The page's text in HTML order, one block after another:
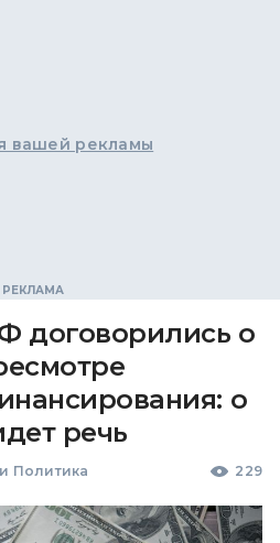
вашей рекламы
договорились о
о
речь
Политика 229